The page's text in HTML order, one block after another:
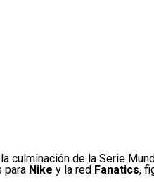
culminación de la Serie
para Nike y la red Fanatics,